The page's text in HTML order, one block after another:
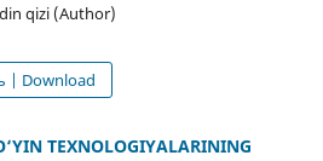
qizi (Author)
| Download
TEXNOLOGIYALARINING